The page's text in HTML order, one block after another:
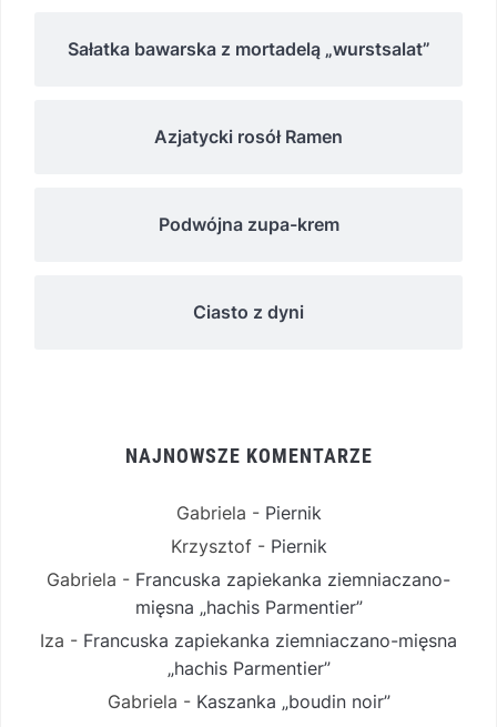
Sałatka bawarska z mortadelą „wurstsalat”
Azjatycki rosół Ramen
Podwójna zupa-krem
Ciasto z dyni
NAJNOWSZE KOMENTARZE
Gabriela - Piernik
Krzysztof- Piernik
Gabriela - Francuska zapiekanka ziemniaczano-
mięsna „hachis Parmentier”
Iza - Francuska zapiekanka ziemniaczano-mięsna
„hachis Parmentier”
Gabriela - Kaszanka „boudin noir”